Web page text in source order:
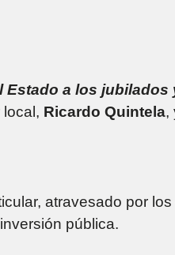
Estado a los jubilados
Ricardo Quintela,
atravesado por
pública.